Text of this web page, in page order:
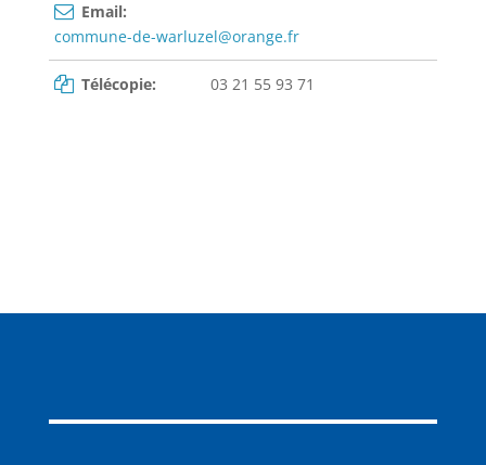
Email:
commune-de-warluzel@orange.fr
Télécopie: 03 21 55 93 71